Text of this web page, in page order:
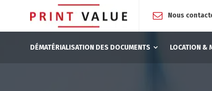
Nous
DÉMATÉRIALISATION DES DOCUMENTS LOCATION &